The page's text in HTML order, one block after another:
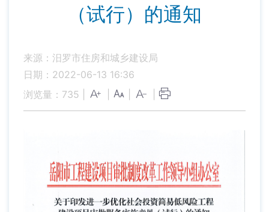
（试行）的通知
来源：汨罗市住房和城乡建设局
日期：2022-06-13 16:36
浏览量： 735